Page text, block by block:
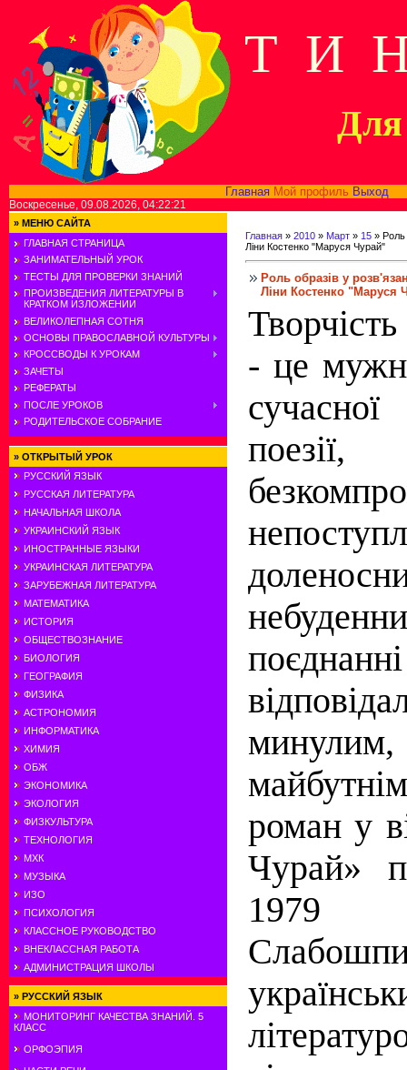
Т И
Для
Главная Мой профиль Выход
Воскресенье, 09.08.2026, 04:22:21
» МЕНЮ САЙТА
ГЛАВНАЯ СТРАНИЦА
ЗАНИМАТЕЛЬНЫЙ УРОК
ТЕСТЫ ДЛЯ ПРОВЕРКИ ЗНАНИЙ
ПРОИЗВЕДЕНИЯ ЛИТЕРАТУРЫ В
КРАТКОМ ИЗЛОЖЕНИИ
ВЕЛИКОЛЕПНАЯ СОТНЯ
ОСНОВЫ ПРАВОСЛАВНОЙ КУЛЬТУРЫ
КРОССВОДЫ К УРОКАМ
ЗАЧЕТЫ
РЕФЕРАТЫ
ПОСЛЕ УРОКОВ
РОДИТЕЛЬСКОЕ СОБРАНИЕ
» ОТКРЫТЫЙ УРОК
РУССКИЙ ЯЗЫК
РУССКАЯ ЛИТЕРАТУРА
НАЧАЛЬНАЯ ШКОЛА
УКРАИНСКИЙ ЯЗЫК
ИНОСТРАННЫЕ ЯЗЫКИ
УКРАИНСКАЯ ЛИТЕРАТУРА
ЗАРУБЕЖНАЯ ЛИТЕРАТУРА
МАТЕМАТИКА
ИСТОРИЯ
ОБЩЕСТВОЗНАНИЕ
БИОЛОГИЯ
ГЕОГРАФИЯ
ФИЗИКА
АСТРОНОМИЯ
ИНФОРМАТИКА
ХИМИЯ
ОБЖ
ЭКОНОМИКА
ЭКОЛОГИЯ
ФИЗКУЛЬТУРА
ТЕХНОЛОГИЯ
МХК
МУЗЫКА
ИЗО
ПСИХОЛОГИЯ
КЛАССНОЕ РУКОВОДСТВО
ВНЕКЛАССНАЯ РАБОТА
АДМИНИСТРАЦИЯ ШКОЛЫ
» РУССКИЙ ЯЗЫК
МОНИТОРИНГ КАЧЕСТВА ЗНАНИЙ. 5
КЛАСС
ОРФОЭПИЯ
Главная » 2010 » Март » 15 » Роль
Ліни Костенко "Маруся Чурай"
Роль образів у
Ліни Костенко "Маруся
- це
роман у
Чурай»
1979